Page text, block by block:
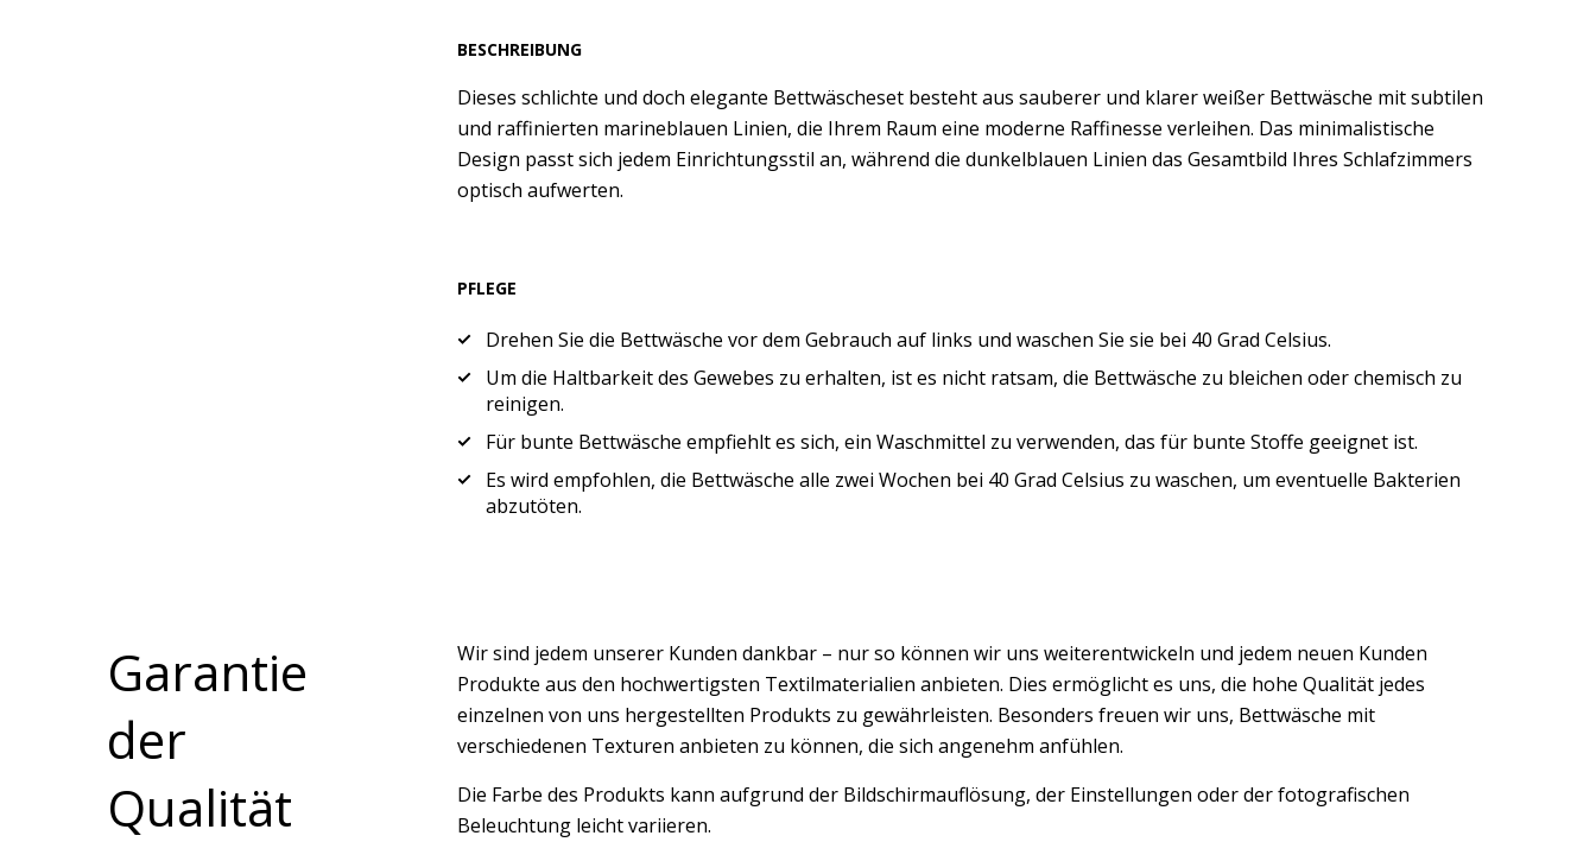
BESCHREIBUNG
Dieses schlichte und doch elegante Bettwäscheset besteht aus sauberer und klarer weißer Bettwäsche mit subtilen
und raffinierten marineblauen Linien, die Ihrem Raum eine moderne Raffinesse verleihen. Das minimalistische
Design passt sich jedem Einrichtungsstil an, während die dunkelblauen Linien das Gesamtbild Ihres Schlafzimmers
optisch aufwerten.
PFLEGE
Drehen Sie die Bettwäsche vor dem Gebrauch auf links und waschen Sie sie bei 40 Grad Celsius.
Um die Haltbarkeit des Gewebes zu erhalten, ist es nicht ratsam, die Bettwäsche zu bleichen oder chemisch zu
reinigen.
Für bunte Bettwäsche empfiehlt es sich, ein Waschmittel zu verwenden, das für bunte Stoffe geeignet ist.
Es wird empfohlen, die Bettwäsche alle zwei Wochen bei 40 Grad Celsius zu waschen, um eventuelle Bakterien
abzutöten.
Garantie
der
Qualität
Wir sind jedem unserer Kunden dankbar – nur so können wir uns weiterentwickeln und jedem neuen Kunden
Produkte aus den hochwertigsten Textilmaterialien anbieten. Dies ermöglicht es uns, die hohe Qualität jedes
einzelnen von uns hergestellten Produkts zu gewährleisten. Besonders freuen wir uns, Bettwäsche mit
verschiedenen Texturen anbieten zu können, die sich angenehm anfühlen.
Die Farbe des Produkts kann aufgrund der Bildschirmauflösung, der Einstellungen oder der fotografischen
Beleuchtung leicht variieren.